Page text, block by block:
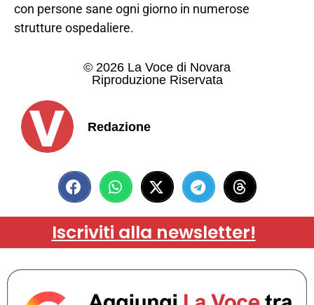
con persone sane ogni giorno in numerose
strutture ospedaliere.
© 2026 La Voce di Novara
Riproduzione Riservata
Redazione
Iscriviti alla newsletter!